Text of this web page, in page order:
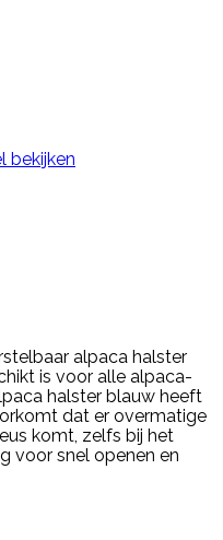
bekijken
alpaca halster
is voor alle alpaca-
halster blauw heeft
dat er overmatige
komt, zelfs bij het
voor snel openen en